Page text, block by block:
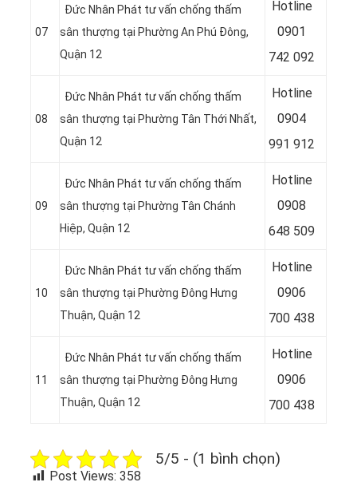
07
Đức Nhân Phát tư vấn chống thấm
sân thượng tại Phường An Phú Đông,
Quận 12
Hotline
0901
742 092
08
Đức Nhân Phát tư vấn chống thấm
sân thượng tại Phường Tân Thới Nhất,
Quận 12
Hotline
0904
991 912
09
Đức Nhân Phát tư vấn chống thấm
sân thượng tại Phường Tân Chánh
Hiệp, Quận 12
Hotline
0908
648 509
10
Đức Nhân Phát tư vấn chống thấm
sân thượng tại Phường Đông Hưng
Thuận, Quận 12
Hotline
0906
700 438
11
Đức Nhân Phát tư vấn chống thấm
sân thượng tại Phường Đông Hưng
Thuận, Quận 12
Hotline
0906
700 438
5/5 - (1 bình chọn)
Post Views: 358